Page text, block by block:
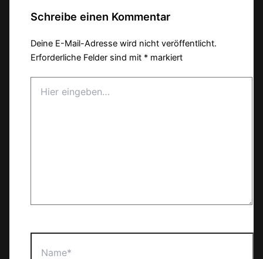
Schreibe einen Kommentar
Deine E-Mail-Adresse wird nicht veröffentlicht.
Erforderliche Felder sind mit * markiert
eingeben…